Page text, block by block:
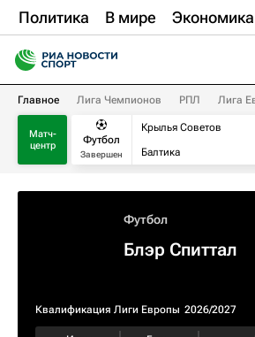
Политика В мире Экономика
Главное Лига Чемпионов РПЛ Лига
Матч-
центр
Футбол
Завершен
Крылья Советов
Балтика
Футбол
Блэр Спиттал
Квалификация Лиги Европы 2026/2027